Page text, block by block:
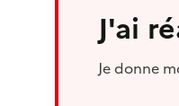
J'ai
Je donne